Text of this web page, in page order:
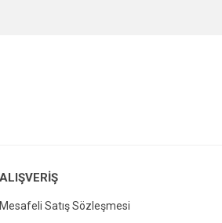
ALIŞVERİŞ
Mesafeli Satış Sözleşmesi